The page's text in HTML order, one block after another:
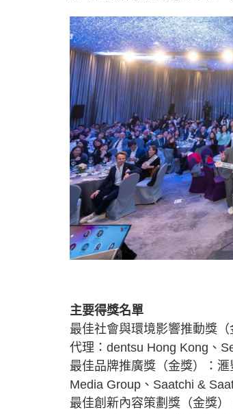
主要得獎名單
最佳社會與環境影響推動獎
代理：dentsu Hong Kong、
最佳品牌推廣獎（金獎）：
Media Group、Saatchi &
最佳創新內容策劃獎（金獎